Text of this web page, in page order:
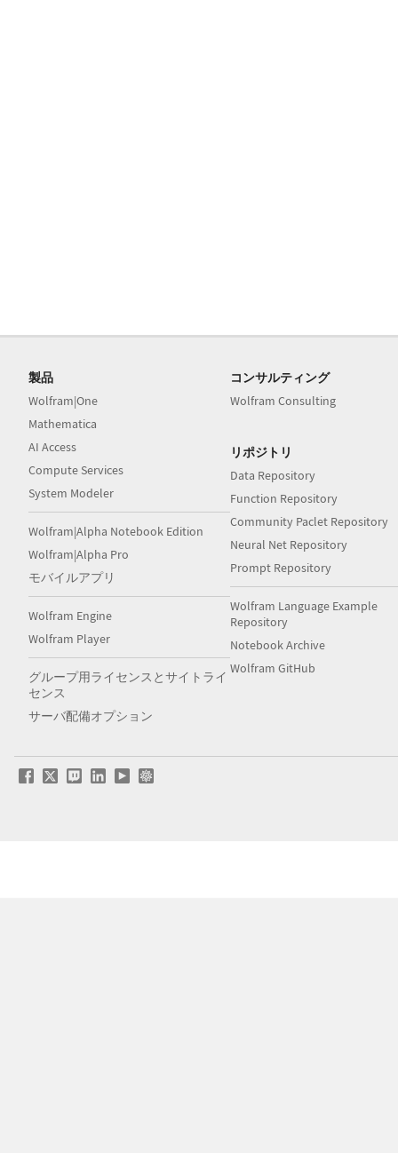
製品
Wolfram|One
Mathematica
AI Access
Compute Services
System Modeler
Wolfram|Alpha Notebook Edition
Wolfram|Alpha Pro
モバイルアプリ
Wolfram Engine
Wolfram Player
グループ用ライセンスとサイトライ
センス
サーバ配備オプション
コンサルティング
Wolfram Consulting
リポジトリ
Data Repository
Function Repository
Community Paclet Repository
Neural Net Repository
Prompt Repository
Wolfram Language Example
Repository
Notebook Archive
Wolfram GitHub